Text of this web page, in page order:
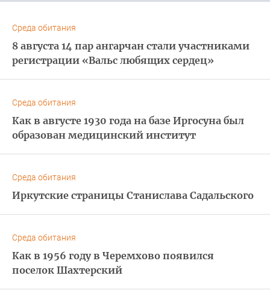
Среда обитания
8 августа 14 пар ангарчан стали участниками
регистрации «Вальс любящих сердец»
Среда обитания
Как в августе 1930 года на базе Иргосуна был
образован медицинский институт
Среда обитания
Иркутские страницы Станислава Садальского
Среда обитания
Как в 1956 году в Черемхово появился
поселок Шахтерский